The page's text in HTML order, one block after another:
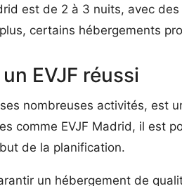
est de 2 à 3 nuits, avec
certains hébergements
EVJF réussi
nombreuses activités, est
comme EVJF Madrid, il
de la planification.
un hébergement de